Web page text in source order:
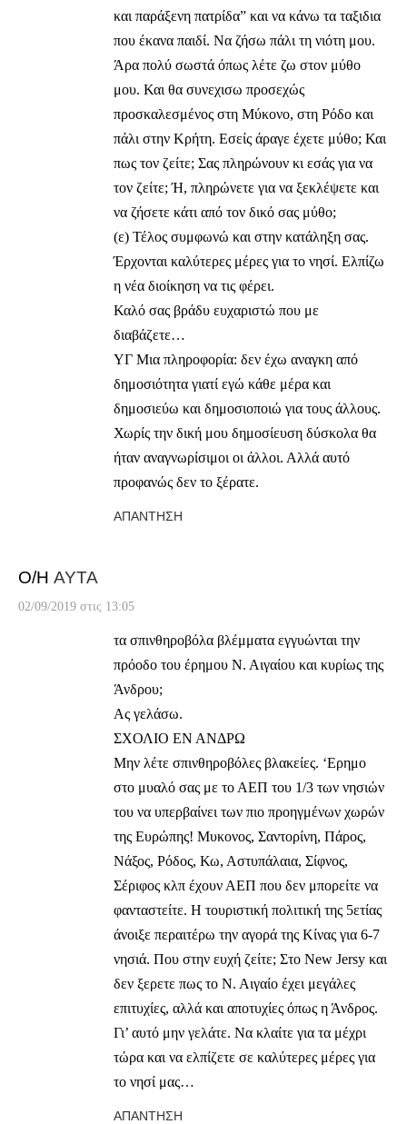
και παράξενη πατρίδα” και να κάνω τα ταξιδια
που έκανα παιδί. Να ζήσω πάλι τη νιότη μου.
Άρα πολύ σωστά όπως λέτε ζω στον μύθο
μου. Και θα συνεχισω προσεχώς
προσκαλεσμένος στη Μύκονο, στη Ρόδο και
πάλι στην Κρήτη. Εσείς άραγε έχετε μύθο; Και
πως τον ζείτε; Σας πληρώνουν κι εσάς για να
τον ζείτε; Ή, πληρώνετε για να ξεκλέψετε και
να ζήσετε κάτι από τον δικό σας μύθο;
(ε) Τέλος συμφωνώ και στην κατάληξη σας.
Έρχονται καλύτερες μέρες για το νησί. Ελπίζω
η νέα διοίκηση να τις φέρει.
Καλό σας βράδυ ευχαριστώ που με
διαβάζετε…
ΥΓ Μια πληροφορία: δεν έχω αναγκη από
δημοσιότητα γιατί εγώ κάθε μέρα και
δημοσιεύω και δημοσιοποιώ για τους άλλους.
Χωρίς την δική μου δημοσίευση δύσκολα θα
ήταν αναγνωρίσιμοι οι άλλοι. Αλλά αυτό
προφανώς δεν το ξέρατε.
ΑΠΆΝΤΗΣΗ
Ο/Η AYTA
02/09/2019 στις 13:05
τα σπινθηροβόλα βλέμματα εγγυώνται την
πρόοδο του έρημου Ν. Αιγαίου και κυρίως της
Άνδρου;
Ας γελάσω.
ΣΧΟΛΙΟ ΕΝ ΑΝΔΡΩ
Μην λέτε σπινθηροβόλες βλακείες. ‘Ερημο
στο μυαλό σας με το ΑΕΠ του 1/3 των νησιών
του να υπερβαίνει των πιο προηγμένων χωρών
της Ευρώπης! Μυκονος, Σαντορίνη, Πάρος,
Νάξος, Ρόδος, Κω, Αστυπάλαια, Σίφνος,
Σέριφος κλπ έχουν ΑΕΠ που δεν μπορείτε να
φανταστείτε. Η τουριστική πολιτική της 5ετίας
άνοιξε περαιτέρω την αγορά της Κίνας για 6-7
νησιά. Που στην ευχή ζείτε; Στο New Jersy και
δεν ξερετε πως το Ν. Αιγαίο έχει μεγάλες
επιτυχίες, αλλά και αποτυχίες όπως η Άνδρος.
Γι’ αυτό μην γελάτε. Να κλαίτε για τα μέχρι
τώρα και να ελπίζετε σε καλύτερες μέρες για
το νησί μας…
ΑΠΆΝΤΗΣΗ